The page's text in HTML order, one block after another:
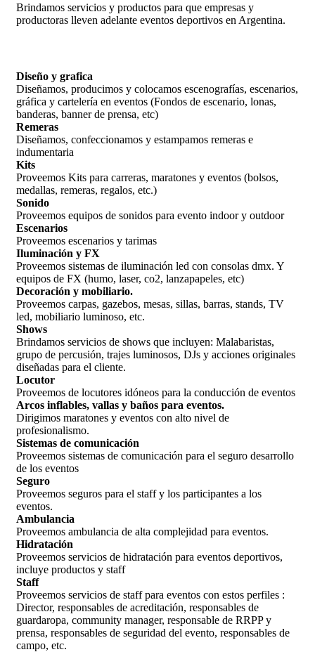
Brindamos servicios y productos para que empresas y
productoras lleven adelante eventos deportivos en Argentina.
Diseño y grafica
Diseñamos, producimos y colocamos escenografías, escenarios,
gráfica y cartelería en eventos (Fondos de escenario, lonas,
banderas, banner de prensa, etc)
Remeras
Diseñamos, confeccionamos y estampamos remeras e
indumentaria
Kits
Proveemos Kits para carreras, maratones y eventos (bolsos,
medallas, remeras, regalos, etc.)
Sonido
Proveemos equipos de sonidos para evento indoor y outdoor
Escenarios
Proveemos escenarios y tarimas
Iluminación y FX
Proveemos sistemas de iluminación led con consolas dmx. Y
equipos de FX (humo, laser, co2, lanzapapeles, etc)
Decoración y mobiliario.
Proveemos carpas, gazebos, mesas, sillas, barras, stands, TV
led, mobiliario luminoso, etc.
Shows
Brindamos servicios de shows que incluyen: Malabaristas,
grupo de percusión, trajes luminosos, DJs y acciones originales
diseñadas para el cliente.
Locutor
Proveemos de locutores idóneos para la conducción de eventos
Arcos inflables, vallas y baños para eventos.
Dirigimos maratones y eventos con alto nivel de
profesionalismo.
Sistemas de comunicación
Proveemos sistemas de comunicación para el seguro desarrollo
de los eventos
Seguro
Proveemos seguros para el staff y los participantes a los
eventos.
Ambulancia
Proveemos ambulancia de alta complejidad para eventos.
Hidratación
Proveemos servicios de hidratación para eventos deportivos,
incluye productos y staff
Staff
Proveemos servicios de staff para eventos con estos perfiles :
Director, responsables de acreditación, responsables de
guardaropa, community manager, responsable de RRPP y
prensa, responsables de seguridad del evento, responsables de
campo, etc.